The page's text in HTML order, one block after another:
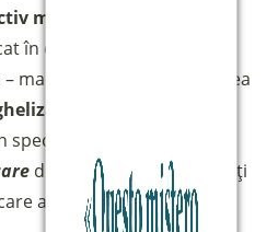
membru
în cadrul Comunității și al
– mai ales – pentru activitatea
special, pentru experiența
desfășurate timp de mulți
au participat un număr